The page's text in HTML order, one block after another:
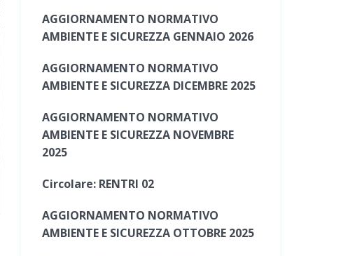
AGGIORNAMENTO NORMATIVO
AMBIENTE E SICUREZZA GENNAIO 2026
AGGIORNAMENTO NORMATIVO
AMBIENTE E SICUREZZA DICEMBRE 2025
AGGIORNAMENTO NORMATIVO
AMBIENTE E SICUREZZA NOVEMBRE
2025
Circolare: RENTRI 02
AGGIORNAMENTO NORMATIVO
AMBIENTE E SICUREZZA OTTOBRE 2025